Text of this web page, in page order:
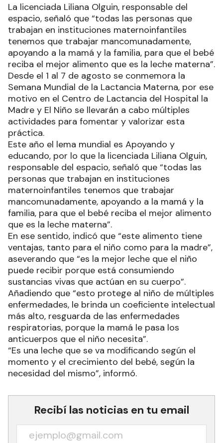
La licenciada Liliana Olguin, responsable del
espacio, señaló que “todas las personas que
trabajan en instituciones maternoinfantiles
tenemos que trabajar mancomunadamente,
apoyando a la mamá y la familia, para que el bebé
reciba el mejor alimento que es la leche materna”.
Desde el 1 al 7 de agosto se conmemora la
Semana Mundial de la Lactancia Materna, por ese
motivo en el Centro de Lactancia del Hospital la
Madre y El Niño se llevarán a cabo múltiples
actividades para fomentar y valorizar esta
práctica.
Este año el lema mundial es Apoyando y
educando, por lo que la licenciada Liliana Olguin,
responsable del espacio, señaló que “todas las
personas que trabajan en instituciones
maternoinfantiles tenemos que trabajar
mancomunadamente, apoyando a la mamá y la
familia, para que el bebé reciba el mejor alimento
que es la leche materna”.
En ese sentido, indicó que “este alimento tiene
ventajas, tanto para el niño como para la madre”,
aseverando que “es la mejor leche que el niño
puede recibir porque está consumiendo
sustancias vivas que actúan en su cuerpo”.
Añadiendo que “esto protege al niño de múltiples
enfermedades, le brinda un coeficiente intelectual
más alto, resguarda de las enfermedades
respiratorias, porque la mamá le pasa los
anticuerpos que el niño necesita”.
“Es una leche que se va modificando según el
momento y el crecimiento del bebé, según la
necesidad del mismo”, informó.
Recibí las noticias en tu email